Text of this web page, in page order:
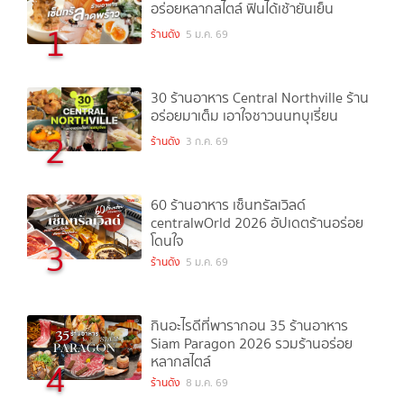
1
อร่อยหลากสไตล์ ฟินได้เช้ายันเย็น
ร้านดัง 5 ม.ค. 69
2
30 ร้านอาหาร Central Northville ร้าน
อร่อยมาเต็ม เอาใจชาวนนทบุเรี่ยน
ร้านดัง 3 ก.ค. 69
3
60 ร้านอาหาร เซ็นทรัลเวิลด์
centralwOrld 2026 อัปเดตร้านอร่อย
โดนใจ
ร้านดัง 5 ม.ค. 69
4
กินอะไรดีที่พารากอน 35 ร้านอาหาร
Siam Paragon 2026 รวมร้านอร่อย
หลากสไตล์
ร้านดัง 8 ม.ค. 69